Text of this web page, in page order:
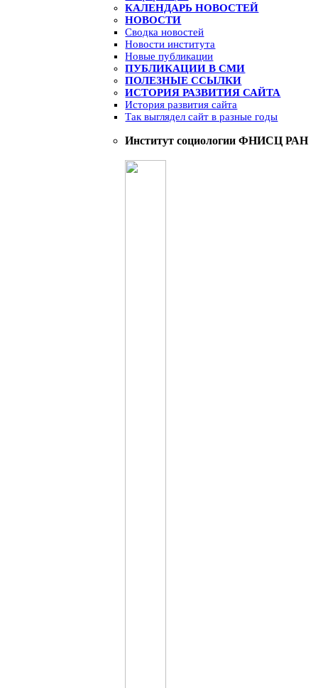
КАЛЕНДАРЬ НОВОСТЕЙ
НОВОСТИ
Сводка новостей
Новости института
Новые публикации
ПУБЛИКАЦИИ В СМИ
ПОЛЕЗНЫЕ ССЫЛКИ
ИСТОРИЯ РАЗВИТИЯ САЙТА
История развития сайта
Так выглядел сайт в разные годы
Институт социологии ФНИСЦ РАН